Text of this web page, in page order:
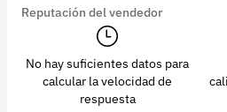
Reputación del vendedor
No hay suficientes datos para
calcular la velocidad de
respuesta